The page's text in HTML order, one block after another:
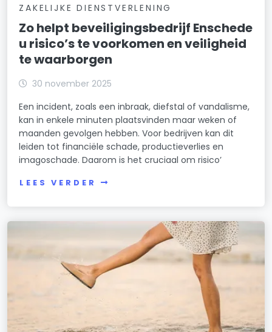
ZAKELIJKE DIENSTVERLENING
Zo helpt beveiligingsbedrijf Enschede
u risico’s te voorkomen en veiligheid
te waarborgen
30 november 2025
Een incident, zoals een inbraak, diefstal of vandalisme,
kan in enkele minuten plaatsvinden maar weken of
maanden gevolgen hebben. Voor bedrijven kan dit
leiden tot financiële schade, productieverlies en
imagoschade. Daarom is het cruciaal om risico’
LEES VERDER